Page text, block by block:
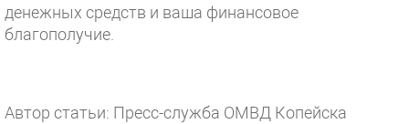
денежных средств и ваша финансовое
благополучие.
Автор статьи: Пресс-служба ОМВД Копейска